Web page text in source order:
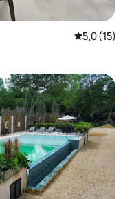
Prosečna
5,0 (15)